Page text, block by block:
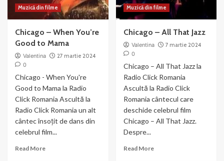
Muzică din filme
Chicago – When You’re
Good to Mama
Valentina
27 martie 2024
0
Chicago - When You're
Good to Mama la Radio
Click Romania Ascultă la
Radio Click Romania un alt
cântec însoțit de dans din
celebrul film...
Read MoreRead
Muzică din filme
Chicago – All That Jazz
Valentina
7 martie 2024
0
Chicago – All That Jazz la
Radio Click Romania
Ascultă la Radio Click
Romania cântecul care
deschide celebrul film
Chicago – All That Jazz.
Despre...
Read MoreRead